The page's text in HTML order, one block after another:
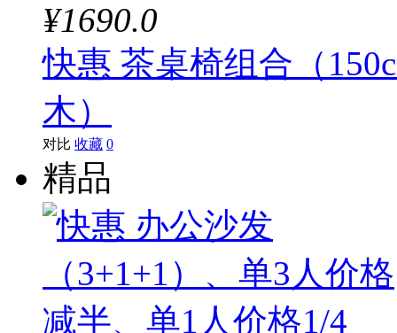
¥1690.0
快惠 茶桌椅组合（
木）
对比 收藏 0
精品